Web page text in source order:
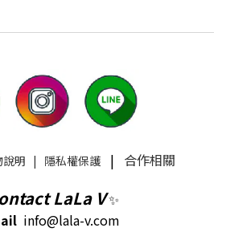
說明 | 隱私權保護| 合作相關
LaLa V✨
info@lala-v.com